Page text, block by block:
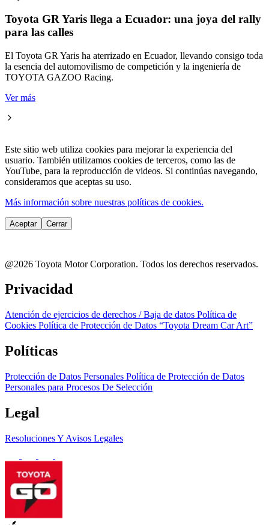
Toyota GR Yaris llega a Ecuador: una joya del rally
para las calles
El Toyota GR Yaris ha aterrizado en Ecuador, llevando consigo toda
la esencia del automovilismo de competición y la ingeniería de
TOYOTA GAZOO Racing.
Ver más
Este sitio web utiliza cookies para mejorar la experiencia del
usuario. También utilizamos cookies de terceros, como las de
YouTube, para la reproducción de videos. Si continúas navegando,
consideramos que aceptas su uso.
Más información sobre nuestras políticas de cookies.
Aceptar Cerrar
@2026 Toyota Motor Corporation. Todos los derechos reservados.
Privacidad
Atención de ejercicios de derechos / Baja de datos Política de
Cookies Política de Protección de Datos “Toyota Dream Car Art”
Políticas
Protección de Datos Personales Política de Protección de Datos
Personales para Procesos De Selección
Legal
Resoluciones Y Avisos Legales